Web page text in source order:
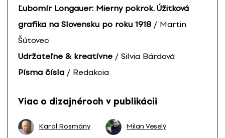
Ľubomír Longauer: Mierny pokrok. Úžitková
grafika na Slovensku po roku 1918 / Martin
Šútovec
Udržateľne & kreatívne / Silvia Bárdová
Písma čísla / Redakcia
Viac o dizajnéroch v publikácii
Karol Rosmány Milan Veselý